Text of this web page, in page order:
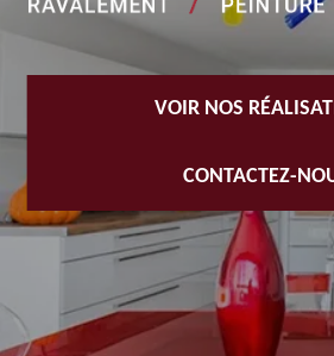
VOIR NOS
CONTACTEZ-